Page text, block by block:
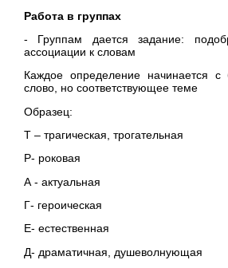
Работа в группах
- Группам дается задание:
ассоциации к словам
Каждое определение начинается
слово, но соответствующее теме
Образец:
Т – трагическая, трогательная
Р- роковая
А - актуальная
Г- героическая
Е- естественная
Д- драматичная, душеволнующая